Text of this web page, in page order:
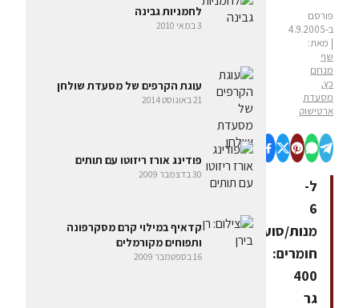
פורסם
ב-4.9.2005
| מאת:
שף
מנחם
כץ,
מסעדת
ארטישוק
ל-
6
מנות/סועדים
חומרים:
400
גר
לחמניות גבינה
3 במאי 2010
עוגת הקרפים של מסעדת שולחן
21 באוגוסט 2014
פודינג אורז ריזוטו עם תותים
30 בדצמבר 2009
קדאיף במילוי קרם מסקרפונה
ותפוחים מקורמלים
16 בספטמבר 2009